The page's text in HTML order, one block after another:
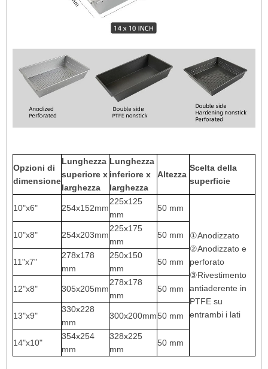
Opzioni di
dimensione
Lunghezza
superiore x
larghezza
Lunghezza
inferiore x
larghezza
Altezza
Scelta della
superficie
10"x6" 254x152mm
225x125
mm
50 mm
①Anodizzato
②Anodizzato e
perforato
③Rivestimento
antiaderente in
PTFE su
entrambi i lati
10"x8" 254x203mm
225x175
mm
50 mm
11"x7"
278x178
mm
250x150
mm
50 mm
12"x8" 305x205mm
278x178
mm
50 mm
13"x9"
330x228
mm
300x200mm50 mm
14"x10"
354x254
mm
328x225
mm
50 mm